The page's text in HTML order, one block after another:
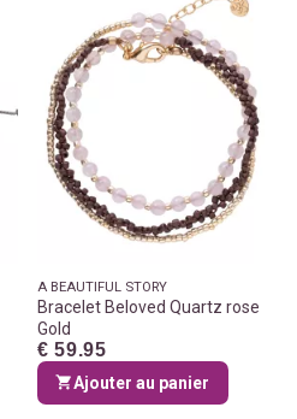
A BEAUTIFUL STORY
Bracelet Beloved Quartz rose
Gold
€ 59.95
Ajouter au panier